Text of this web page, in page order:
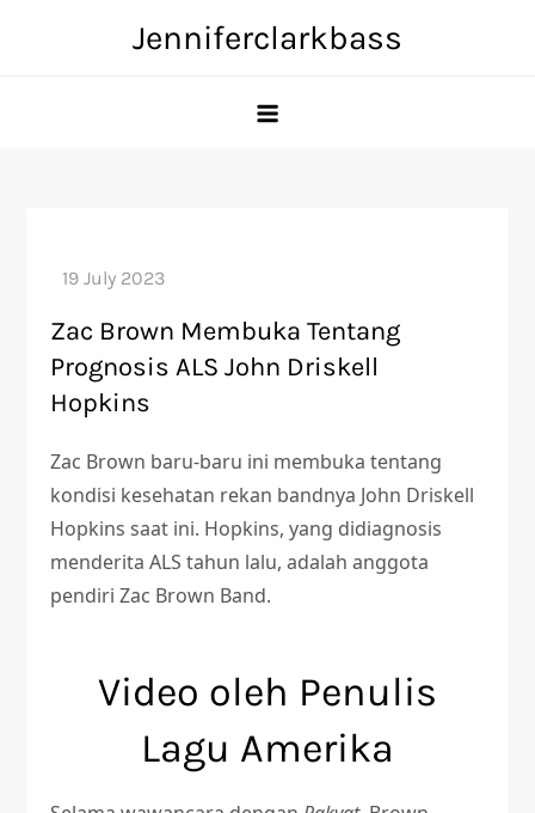
Jenniferclarkbass
Zac Brown Membuka Tentang
Prognosis ALS John Driskell
Hopkins
Zac Brown baru-baru ini membuka tentang
kondisi kesehatan rekan bandnya John Driskell
Hopkins saat ini. Hopkins, yang didiagnosis
menderita ALS tahun lalu, adalah anggota
pendiri Zac Brown Band.
Video oleh Penulis
Lagu Amerika